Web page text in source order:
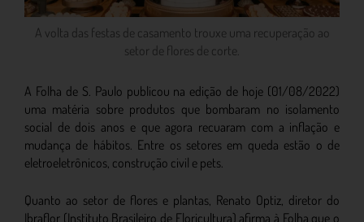
A volta das festas de casamento trouxe uma recuperação ao
setor de flores de corte.
A Folha de S. Paulo publicou na edição de hoje (01/08/2022)
uma matéria sobre produtos que bombaram no isolamento
social de dois anos e que agora recuaram com a inflação e
mudança de hábitos. Entre os setores em queda estão o de
eletroeletrônicos, construção civil e pets.
Quanto ao setor de flores e plantas, Renato Optiz, diretor do
Ibraflor (Instituto Brasileiro de Floricultura) afirma à Folha que o